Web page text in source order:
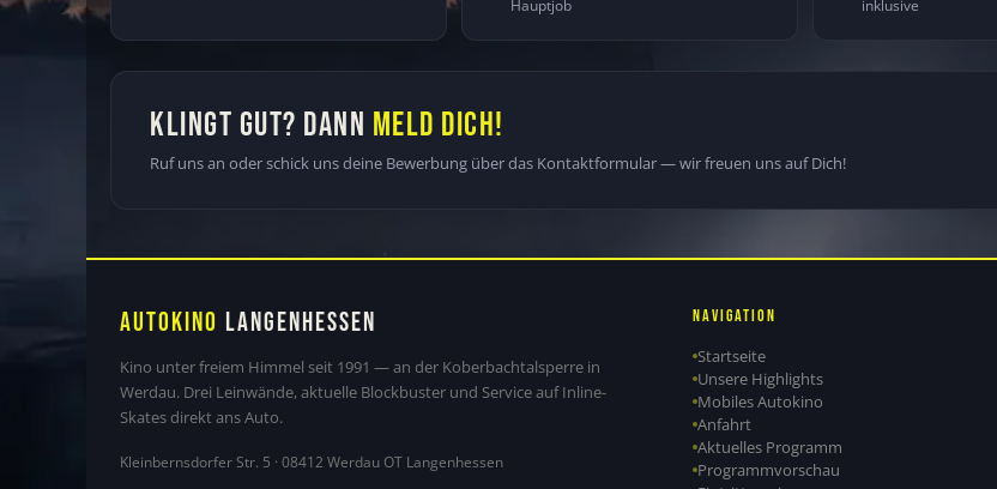
Hauptjob
inklusive
KLINGT GUT? DANN MELD DICH!
Ruf uns an oder schick uns deine Bewerbung über das Kontaktformular — wir freuen uns auf Dich!
Autokino Langenhessen
Kino unter freiem Himmel seit 1991 — an der Koberbachtalsperre in
Werdau. Drei Leinwände, aktuelle Blockbuster und Service auf Inline-
Skates direkt ans Auto.
Kleinbernsdorfer Str. 5 · 08412 Werdau OT Langenhessen
Navigation
Startseite
Unsere Highlights
Mobiles Autokino
Anfahrt
Aktuelles Programm
Programmvorschau